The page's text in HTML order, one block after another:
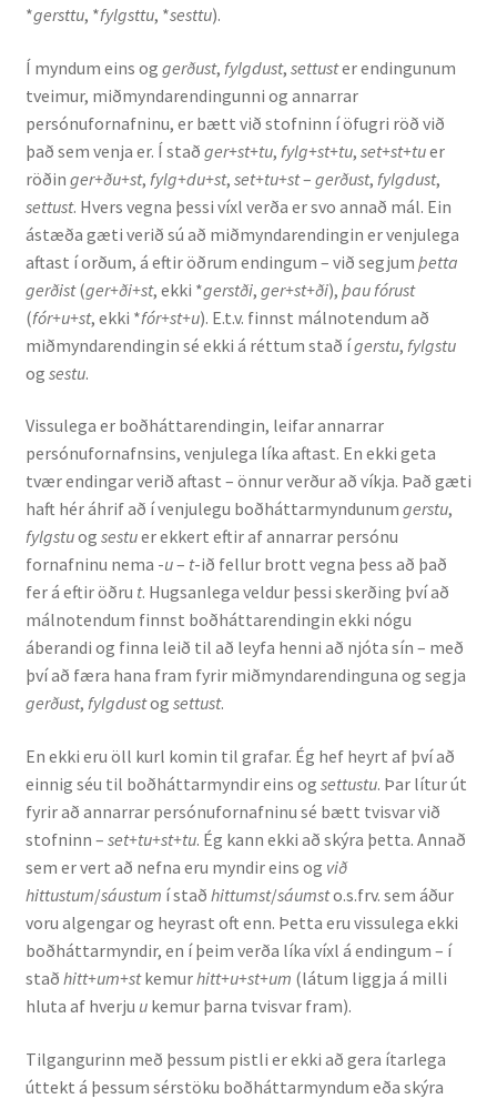
Hljóð og hljóðkerfi
Staða íslenskunnar
Ritverk og erindi
Bækur
Önnur ritverk
Ritrýndar greinar
Óritrýnt fræðilegt efni
Málfarspistlar
Fræðilegir fyrirlestrar
Ýmis erindi
Blaðaefni
English
Administration
CV
Publications
Research
Teaching
*gersttu, *fylgsttu, *sesttu).
Í myndum eins og gerðust, fylgdust, settuster endingunum
tveimur, miðmyndarendingunni og annarrar
persónufornafninu, er bætt við stofninn í öfugri röð við
það sem venja er. Í stað ger+st+tu, fylg+st+tu, set+st+tuer
röðin ger+ðu+st, fylg+du+st, set+tu+st– gerðust, fylgdust,
settust. Hvers vegna þessi víxl verða er svo annað mál. Ein
ástæða gæti verið sú að miðmyndarendingin er venjulega
aftast í orðum, á eftir öðrum endingum – við segjum þetta
gerðist(ger+ði+st, ekki *gerstði, ger+st+ði), þau fórust
(fór+u+st, ekki *fór+st+u). E.t.v. finnst málnotendum að
miðmyndarendingin sé ekki á réttum stað ígerstu, fylgstu
og sestu.
Vissulega er boðháttarendingin, leifar annarrar
persónufornafnsins, venjulega líka aftast. En ekki geta
tvær endingar verið aftast – önnur verður að víkja. Það gæti
haft hér áhrif að í venjulegu boðháttarmyndunum gerstu,
fylgstuog sestuer ekkert eftir af annarrar persónu
fornafninu nema -u– t-ið fellur brott vegna þess að það
fer á eftir öðru t. Hugsanlega veldur þessi skerðing því að
málnotendum finnst boðháttarendingin ekki nógu
áberandi og finna leið til að leyfa henni að njóta sín – með
því að færa hana fram fyrir miðmyndarendinguna og segja
gerðust, fylgdustog settust.
En ekki eru öll kurl komin til grafar. Ég hef heyrt af því að
einnig séu til boðháttarmyndir eins og settustu. Þar lítur út
fyrir að annarrar persónufornafninu sé bætt tvisvar við
stofninn – set+tu+st+tu. Ég kann ekki að skýra þetta. Annað
sem er vert að nefna eru myndir eins og við
hittustum/sáustum í stað hittumst/sáumsto.s.frv. sem áður
voru algengar og heyrast oft enn. Þetta eru vissulega ekki
boðháttarmyndir, en í þeim verða líka víxl á endingum – í
stað hitt+um+stkemurhitt+u+st+um (látum liggja á milli
hluta af hverju ukemur þarna tvisvar fram).
Tilgangurinn með þessum pistli er ekki að gera ítarlega
úttekt á þessum sérstöku boðháttarmyndum eða skýra